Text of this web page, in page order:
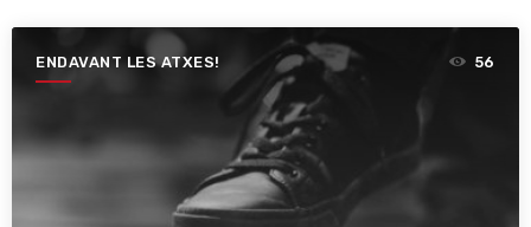
ENDAVANT LES ATXES! 56